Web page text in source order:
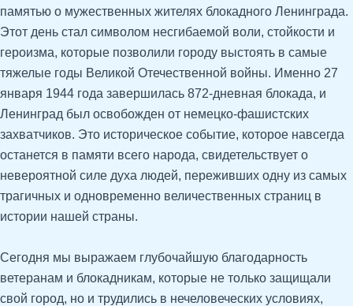
памятью о мужественных жителях блокадного Ленинграда.
Этот день стал символом несгибаемой воли, стойкости и
героизма, которые позволили городу выстоять в самые
тяжелые годы Великой Отечественной войны. Именно 27
января 1944 года завершилась 872-дневная блокада, и
Ленинград был освобожден от немецко-фашистских
захватчиков. Это историческое событие, которое навсегда
останется в памяти всего народа, свидетельствует о
невероятной силе духа людей, переживших одну из самых
трагичных и одновременно величественных страниц в
истории нашей страны.
Сегодня мы выражаем глубочайшую благодарность
ветеранам и блокадникам, которые не только защищали
свой город, но и трудились в нечеловеческих условиях,